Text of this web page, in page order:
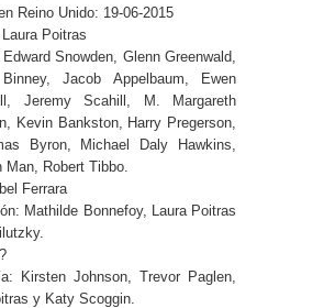
Reino Unido: 19-06-2015
Poitras
Snowden, Glenn Greenwald,
Jacob Appelbaum, Ewen
Jeremy Scahill, M. Margareth
Kevin Bankston, Harry Pregerson,
Byron, Michael Daly Hawkins,
Man, Robert Tibbo.
Ferrara
Mathilde Bonnefoy, Laura Poitras
Kirsten Johnson, Trevor Paglen,
y Katy Scoggin.